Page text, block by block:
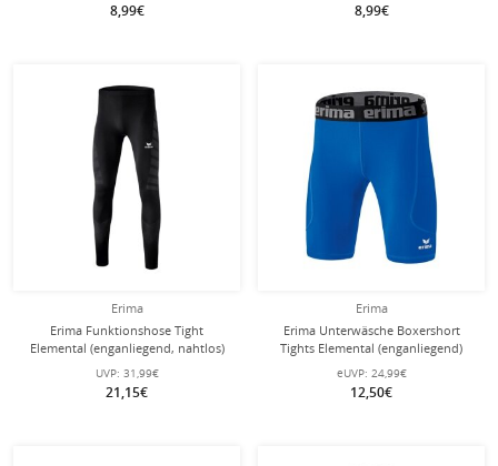
8,99€ 8,99€
Erima
Erima Funktionshose Tight
Elemental (enganliegend, nahtlos)
Lang schwarz Kinder
UVP: 31,99€
21,15€
Erima
Erima Unterwäsche Boxershort
Tights Elemental (enganliegend)
royalblau Kinder
eUVP: 24,99€
12,50€